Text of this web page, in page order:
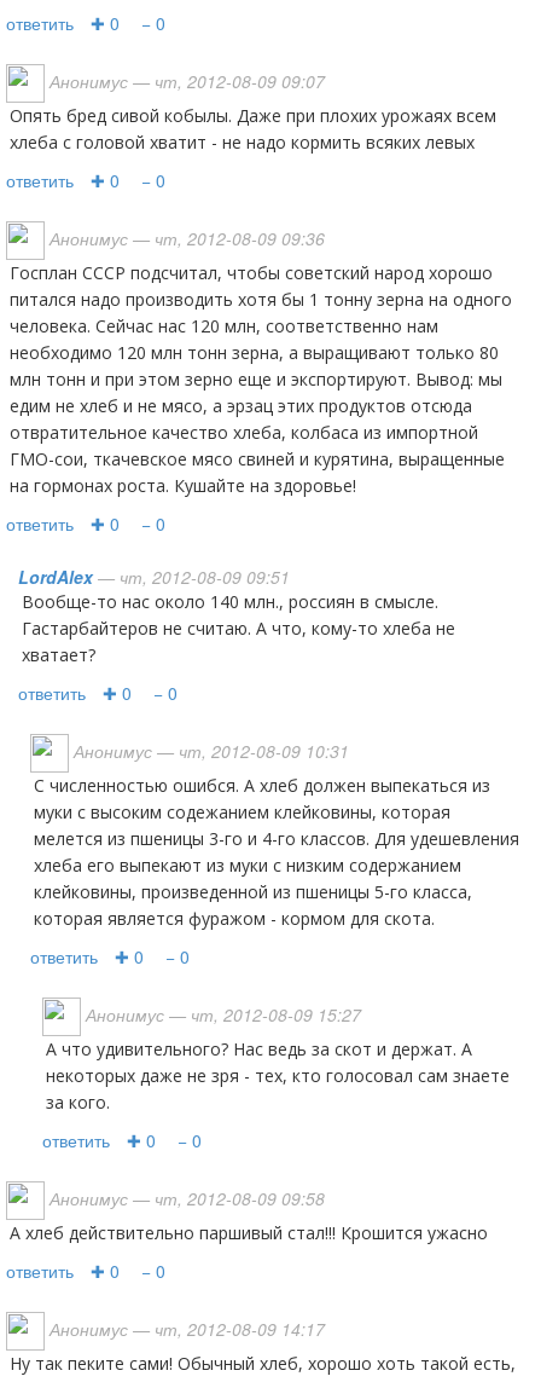
ответить ✚ 0 − 0
Анонимус — чт, 2012-08-09 09:07
опять бред сивой кобылы. Даже при плохих урожаях всем
хлеба с головой хватит - не надо кормить всяких левых
ответить ✚ 0 − 0
Анонимус — чт, 2012-08-09 09:36
Госплан СССР подсчитал, чтобы советский народ хорошо
питался надо производить хотя бы 1 тонну зерна на одного
человека. Сейчас нас 120 млн, соответственно нам
необходимо 120 млн тонн зерна, а выращивают только 80
млн тонн и при этом зерно еще и экспортируют. Вывод: мы
едим не хлеб и не мясо, а эрзац этих продуктов отсюда
отвратительное качество хлеба, колбаса из импортной
ГМО-сои, ткачевское мясо свиней и курятина, выращенные
на гормонах роста. Кушайте на здоровье!
ответить ✚ 0 − 0
LordAlex— чт, 2012-08-09 09:51
Вообще-то нас около 140 млн., россиян в смысле.
Гастарбайтеров не считаю. А что, кому-то хлеба не
хватает?
ответить ✚ 0 − 0
Анонимус — чт, 2012-08-09 10:31
С численностью ошибся. А хлеб должен выпекаться из
муки с высоким содежанием клейковины, которая
мелется из пшеницы 3-го и 4-го классов. Для удешевления
хлеба его выпекают из муки с низким содержанием
клейковины, произведенной из пшеницы 5-го класса,
которая является фуражом - кормом для скота.
ответить ✚ 0 − 0
Анонимус — чт, 2012-08-09 15:27
А что удивительного? Нас ведь за скот и держат. А
некоторых даже не зря - тех, кто голосовал сам знаете
за кого.
ответить ✚ 0 − 0
Анонимус — чт, 2012-08-09 09:58
А хлеб действительно паршивый стал!!! Крошится ужасно
ответить ✚ 0 − 0
Анонимус — чт, 2012-08-09 14:17
ну так пеките сами! Обычный хлеб, хорошо хоть такой есть,